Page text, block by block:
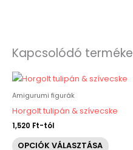
Kapcsolódó
Amigurumi figurák
Horgolt tulipán & szívecske
1,520 Ft-tól
OPCIÓK VÁLASZTÁSA
Ennek
van.